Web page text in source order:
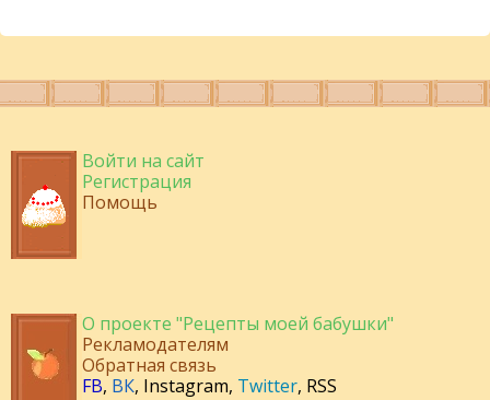
Войти на сайт
Регистрация
Помощь
О проекте "Рецепты моей бабушки"
Рекламодателям
Обратная связь
FB, ВК, Instagram, Twitter, RSS